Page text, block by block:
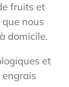
fruits et
nous
domicile.
et